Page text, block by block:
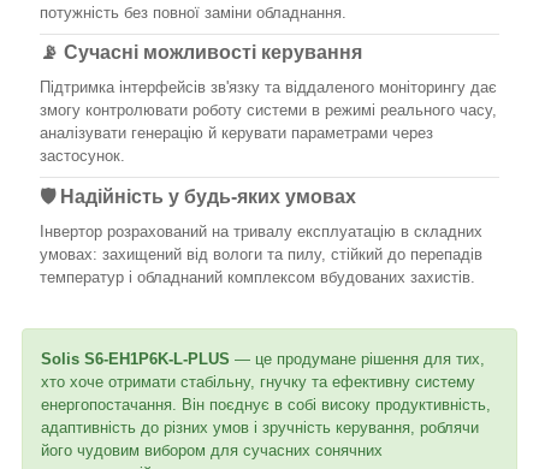
потужність без повної заміни обладнання.
📡 Сучасні можливості керування
Підтримка інтерфейсів зв'язку та віддаленого моніторингу дає
змогу контролювати роботу системи в режимі реального часу,
аналізувати генерацію й керувати параметрами через
застосунок.
🛡️ Надійність у будь-яких умовах
Інвертор розрахований на тривалу експлуатацію в складних
умовах: захищений від вологи та пилу, стійкий до перепадів
температур і обладнаний комплексом вбудованих захистів.
Solis S6-EH1P6K-L-PLUS — це продумане рішення для тих,
хто хоче отримати стабільну, гнучку та ефективну систему
енергопостачання. Він поєднує в собі високу продуктивність,
адаптивність до різних умов і зручність керування, роблячи
його чудовим вибором для сучасних сонячних